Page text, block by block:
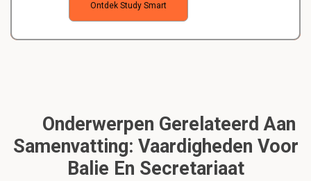
Ontdek Study Smart
Onderwerpen Gerelateerd Aan
Samenvatting: Vaardigheden Voor
Balie En Secretariaat